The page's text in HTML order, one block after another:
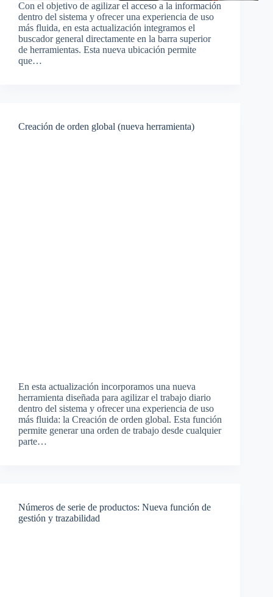
Con el objetivo de agilizar el acceso a la información
dentro del sistema y ofrecer una experiencia de uso
más fluida, en esta actualización integramos el
buscador general directamente en la barra superior
de herramientas. Esta nueva ubicación permite
que…
Creación de orden global (nueva herramienta)
En esta actualización incorporamos una nueva
herramienta diseñada para agilizar el trabajo diario
dentro del sistema y ofrecer una experiencia de uso
más fluida: la Creación de orden global. Esta función
permite generar una orden de trabajo desde cualquier
parte…
Números de serie de productos: Nueva función de
gestión y trazabilidad